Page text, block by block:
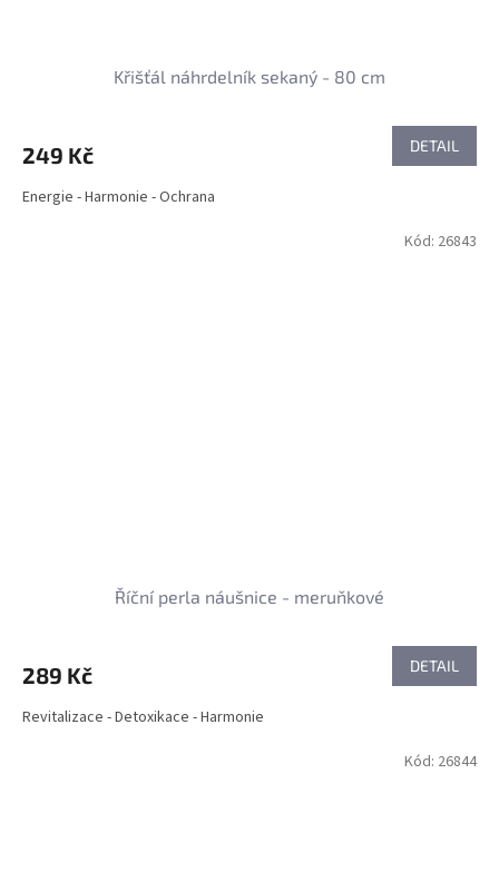
Křišťál náhrdelník sekaný - 80 cm
249 Kč DETAIL
Energie - Harmonie - Ochrana
Říční perla náušnice - meruňkové
289 Kč DETAIL
Revitalizace - Detoxikace - Harmonie
Kód: 26843
Kód: 26844